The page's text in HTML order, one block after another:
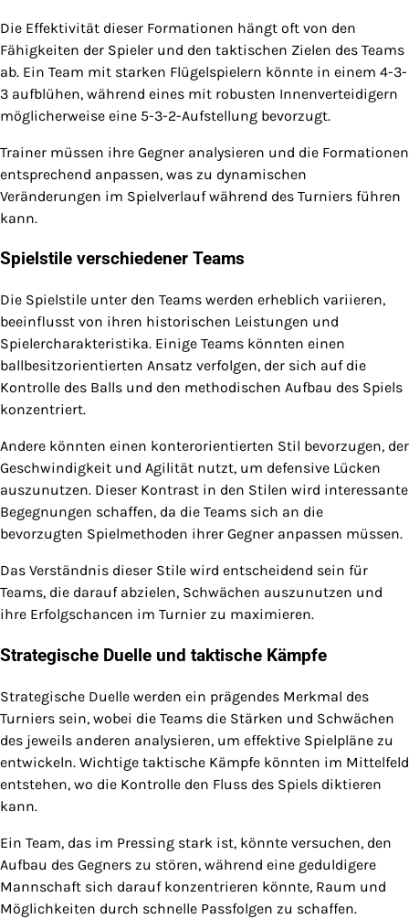
Die Effektivität dieser Formationen hängt oft von den
Fähigkeiten der Spieler und den taktischen Zielen des Teams
ab. Ein Team mit starken Flügelspielern könnte in einem 4-3-
3 aufblühen, während eines mit robusten Innenverteidigern
möglicherweise eine 5-3-2-Aufstellung bevorzugt.
Trainer müssen ihre Gegner analysieren und die Formationen
entsprechend anpassen, was zu dynamischen
Veränderungen im Spielverlauf während des Turniers führen
kann.
Spielstile verschiedener Teams
Die Spielstile unter den Teams werden erheblich variieren,
beeinflusst von ihren historischen Leistungen und
Spielercharakteristika. Einige Teams könnten einen
ballbesitzorientierten Ansatz verfolgen, der sich auf die
Kontrolle des Balls und den methodischen Aufbau des Spiels
konzentriert.
Andere könnten einen konterorientierten Stil bevorzugen, der
Geschwindigkeit und Agilität nutzt, um defensive Lücken
auszunutzen. Dieser Kontrast in den Stilen wird interessante
Begegnungen schaffen, da die Teams sich an die
bevorzugten Spielmethoden ihrer Gegner anpassen müssen.
Das Verständnis dieser Stile wird entscheidend sein für
Teams, die darauf abzielen, Schwächen auszunutzen und
ihre Erfolgschancen im Turnier zu maximieren.
Strategische Duelle und taktische Kämpfe
Strategische Duelle werden ein prägendes Merkmal des
Turniers sein, wobei die Teams die Stärken und Schwächen
des jeweils anderen analysieren, um effektive Spielpläne zu
entwickeln. Wichtige taktische Kämpfe könnten im Mittelfeld
entstehen, wo die Kontrolle den Fluss des Spiels diktieren
kann.
Ein Team, das im Pressing stark ist, könnte versuchen, den
Aufbau des Gegners zu stören, während eine geduldigere
Mannschaft sich darauf konzentrieren könnte, Raum und
Möglichkeiten durch schnelle Passfolgen zu schaffen.